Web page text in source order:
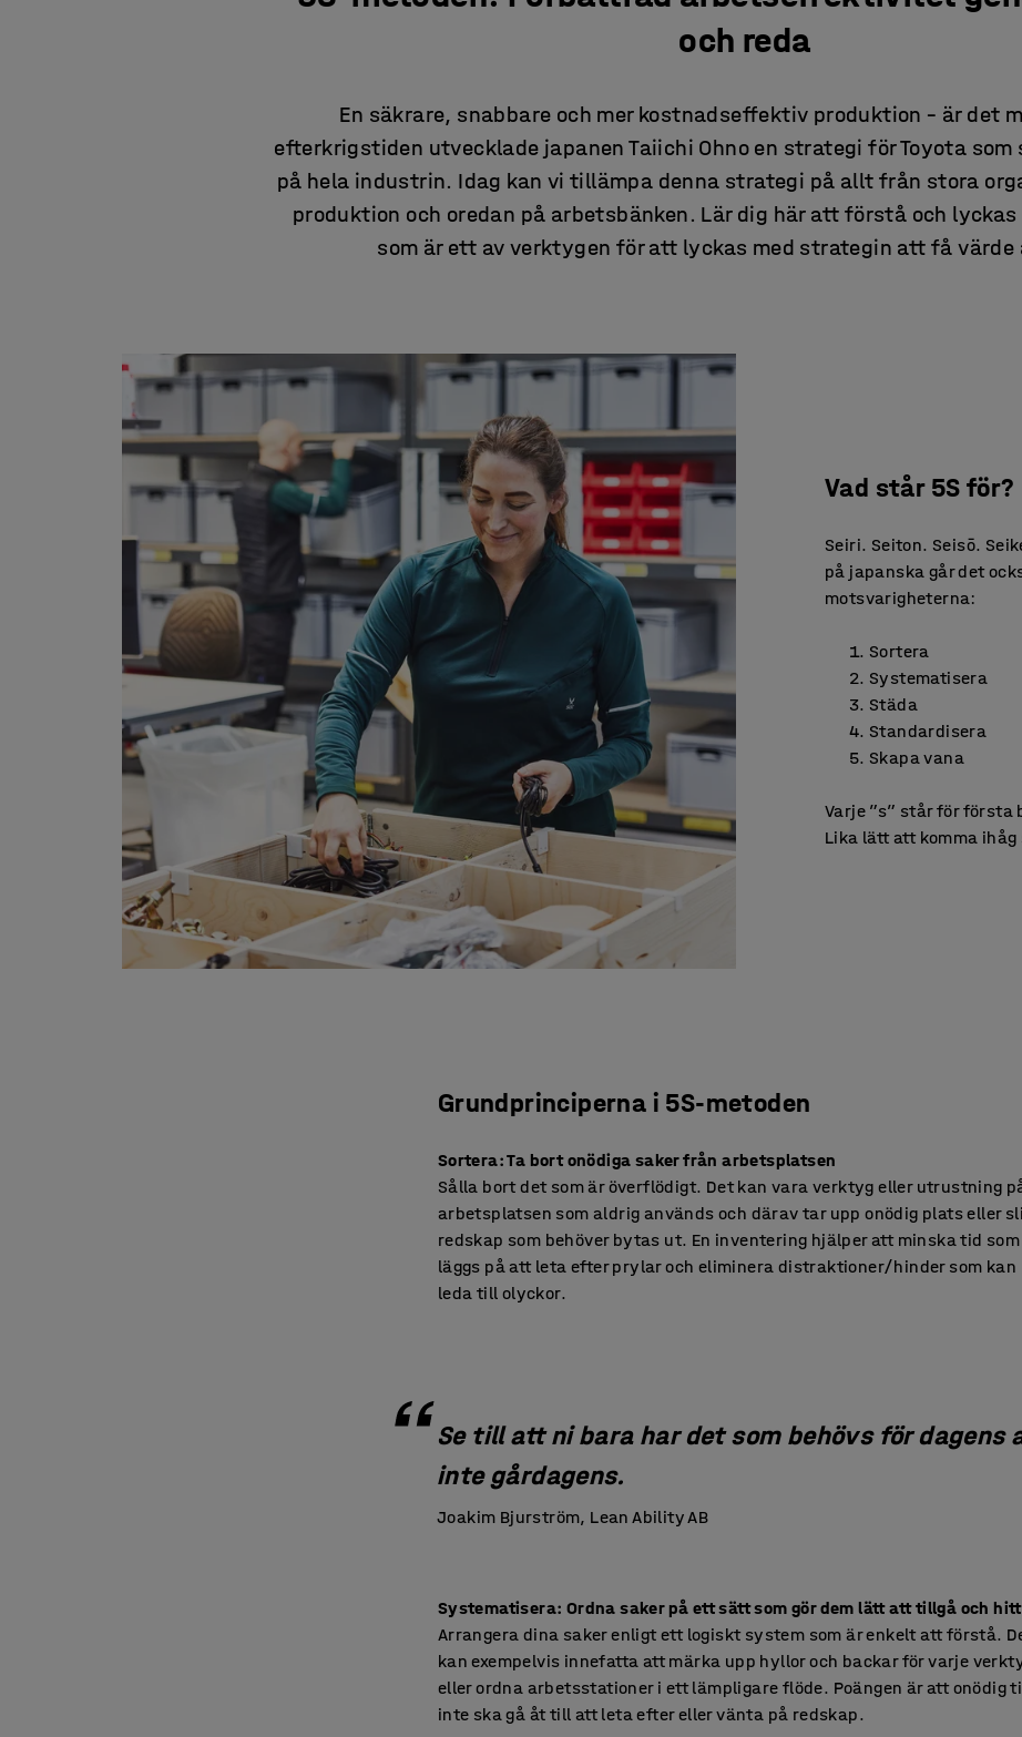
och reda
En säkrare, snabbare och mer kostnadseffektiv produktion – är det
efterkrigstiden utvecklade japanen Taiichi Ohno en strategi för Toyota
på hela industrin. Idag kan vi tillämpa denna strategi på allt från stora
produktion och oredan på arbetsbänken. Lär dig här att förstå och lyckas
som är ett av verktygen för att lyckas med strategin att få värde
Vad står 5S för?
Seiri. Seiton. Seisō.
på japanska går det
motsvarigheterna:
Sortera
Systematisera
Städa
Standardisera
Skapa vana
Varje ”s” står för första
Lika lätt att komma ihåg
Grundprinciperna i 5S-metoden
Sortera: Ta bort onödiga saker från arbetsplatsen
Sålla bort det som är överflödigt. Det kan vara verktyg eller utrustning
arbetsplatsen som aldrig används och därav tar upp onödig plats eller
redskap som behöver bytas ut. En inventering hjälper att minska tid som
läggs på att leta efter prylar och eliminera distraktioner/hinder som kan
leda till olyckor.
Se till att ni bara har det som behövs för dagens
inte gårdagens.
Joakim Bjurström, Lean Ability AB
Systematisera: Ordna saker på ett sätt som gör dem lätt att tillgå och
Arrangera dina saker enligt ett logiskt system som är enkelt att förstå.
kan exempelvis innefatta att märka upp hyllor och backar för varje
eller ordna arbetsstationer i ett lämpligare flöde. Poängen är att onödig
inte ska gå åt till att leta efter eller vänta på redskap.